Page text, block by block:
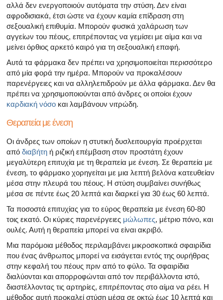
αλλά δεν ενεργοποιούν αυτόματα την στύση. Δεν είναι
αφροδισιακά, έτσι ώστε να έχουν καμία επίδραση στη
σεξουαλική επιθυμία. Μπορούν φυσικά χαλάρωση των
αγγείων του πέους, επιτρέποντας να γεμίσει με αίμα και να
μείνει όρθιος αρκετό καιρό για τη σεξουαλική επαφή.
Αυτά τα φάρμακα δεν πρέπει να χρησιμοποιείται περισσότερο
από μία φορά την ημέρα. Μπορούν να προκαλέσουν
παρενέργειες και να αλληλεπιδρούν με άλλα φάρμακα. Δεν θα
πρέπει να χρησιμοποιούνται από άνδρες οι οποίοι έχουν
καρδιακή νόσο και λαμβάνουν νιτρώδη.
Θεραπεία με ένεση
Οι άνδρες των οποίων η στυτική δυσλειτουργία προέρχεται
από διαβήτη ή ριζική επέμβαση στον προστάτη έχουν
μεγαλύτερη επιτυχία με τη θεραπεία με ένεση. Σε θεραπεία με
ένεση, το φάρμακο χορηγείται με μια λεπτή βελόνα κατευθείαν
μέσα στην πλευρά του πέους. Η στύση συμβαίνει συνήθως
μέσα σε πέντε έως 20 λεπτά και διαρκεί για 30 έως 60 λεπτά.
Τα ποσοστά επιτυχίας για το εύρος θεραπεία με ένεση 60-80
τοις εκατό. Οι κύριες παρενέργειες μώλωπες, μέτριο πόνο, και
ουλές. Αυτή η θεραπεία μπορεί να είναι ακριβό.
Μια παρόμοια μέθοδος περιλαμβάνει μικροσκοπικά σφαιρίδια
που ένας άνθρωπος μπορεί να εισάγεται εντός της ουρήθρας
στην κεφαλή του πέους πριν από το φύλο. Τα σφαιρίδια
διαλύονται και απορροφώνται από τον περιβάλλοντα ιστό,
διαστέλλοντας τις αρτηρίες, επιτρέποντας στο αίμα να ρέει. Η
μέθοδος αυτή προκαλεί στύση μέσα σε οκτώ έως 10 λεπτά και